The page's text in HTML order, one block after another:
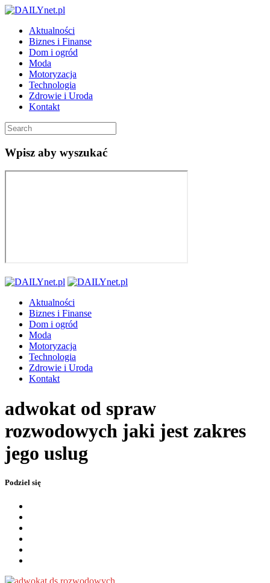
Aktualności
Biznes i Finanse
Dom i ogród
Moda
Motoryzacja
Technologia
Zdrowie i Uroda
Kontakt
Wpisz aby wyszukać
Aktualności
Biznes i Finanse
Dom i ogród
Moda
Motoryzacja
Technologia
Zdrowie i Uroda
Kontakt
adwokat od spraw
rozwodowych jaki jest zakres
jego uslug
Podziel się